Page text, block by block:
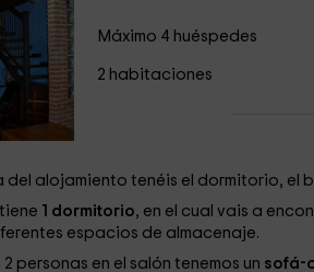
Máximo 4 huéspedes
2 habitaciones
del alojamiento tenéis el dormitorio, el
1 dormitorio, en el cual vais a
espacios de almacenaje.
personas en el salón tenemos un sofá-